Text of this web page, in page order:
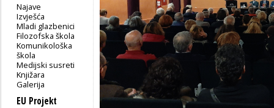
Najave
Izvješća
Mladi glazbenici
Filozofska škola
Komunikološka
škola
Medijski susreti
Knjižara
Galerija
EU Projekt